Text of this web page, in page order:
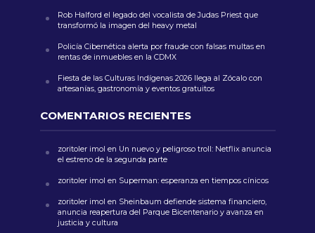
Rob Halford el legado del vocalista de Judas Priest que
transformó la imagen del heavy metal
Policía Cibernética alerta por fraude con falsas multas en
rentas de inmuebles en la CDMX
Fiesta de las Culturas Indígenas 2026 llega al Zócalo con
artesanías, gastronomía y eventos gratuitos
COMENTARIOS RECIENTES
zoritoler imol en Un nuevo y peligroso troll: Netflix anuncia
el estreno de la segunda parte
zoritoler imol en Superman: esperanza en tiempos cínicos
zoritoler imol en Sheinbaum defiende sistema financiero,
anuncia reapertura del Parque Bicentenario y avanza en
justicia y cultura